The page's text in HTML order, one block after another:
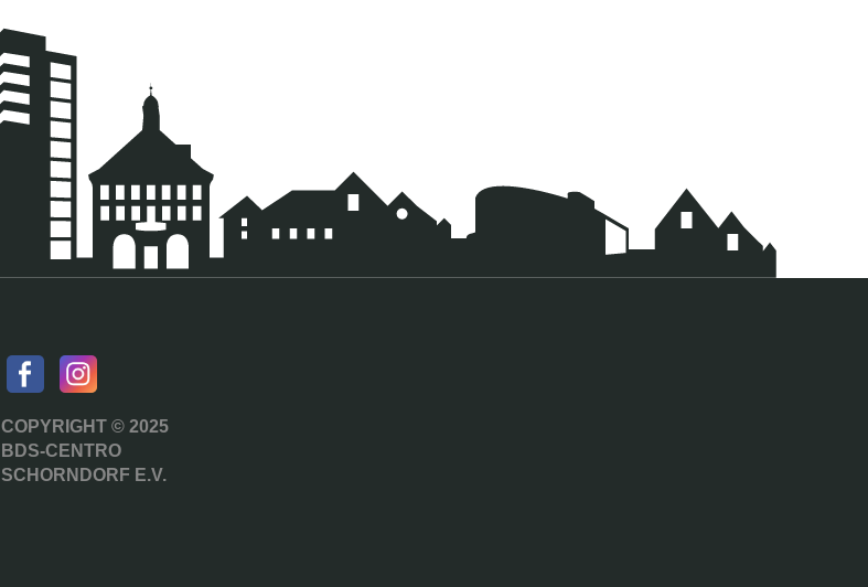
COPYRIGHT © 2025
BDS-CENTRO
SCHORNDORF E.V.